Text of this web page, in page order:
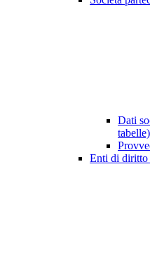
Dati
tabelle)
Enti di diritto